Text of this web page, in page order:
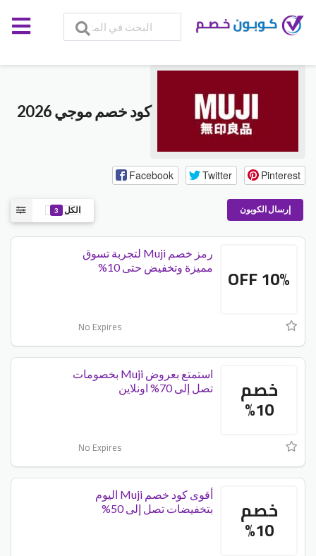
كود خصم موجي 2026
Facebook Twitter Pinterest
الكل 3 إرسال الكوبون
10% OFF
رمز خصم Muji لتجربة تسوق
مميزة وتخفيض حتى 10%
No Expires
خصم
10%
استمتع بعروض Muji بخصومات
تصل إلى 70% اونلاين
No Expires
خصم
10%
أقوى كود خصم Muji اليوم
بتخفيضات تصل إلى 50%